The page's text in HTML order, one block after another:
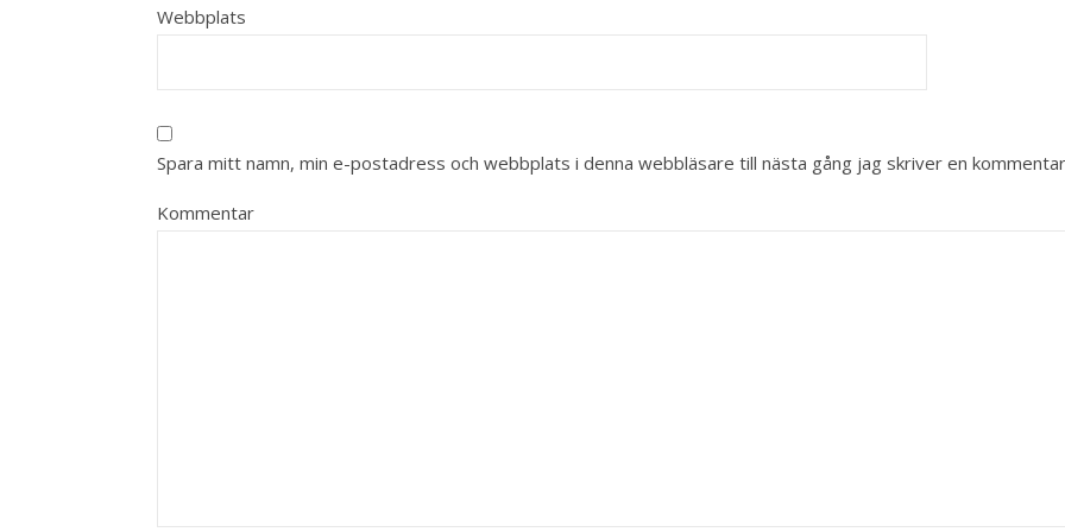
Webbplats
Spara mitt namn, min e-postadress och webbplats i denna webbläsare till nästa gång jag skriver en
Kommentar